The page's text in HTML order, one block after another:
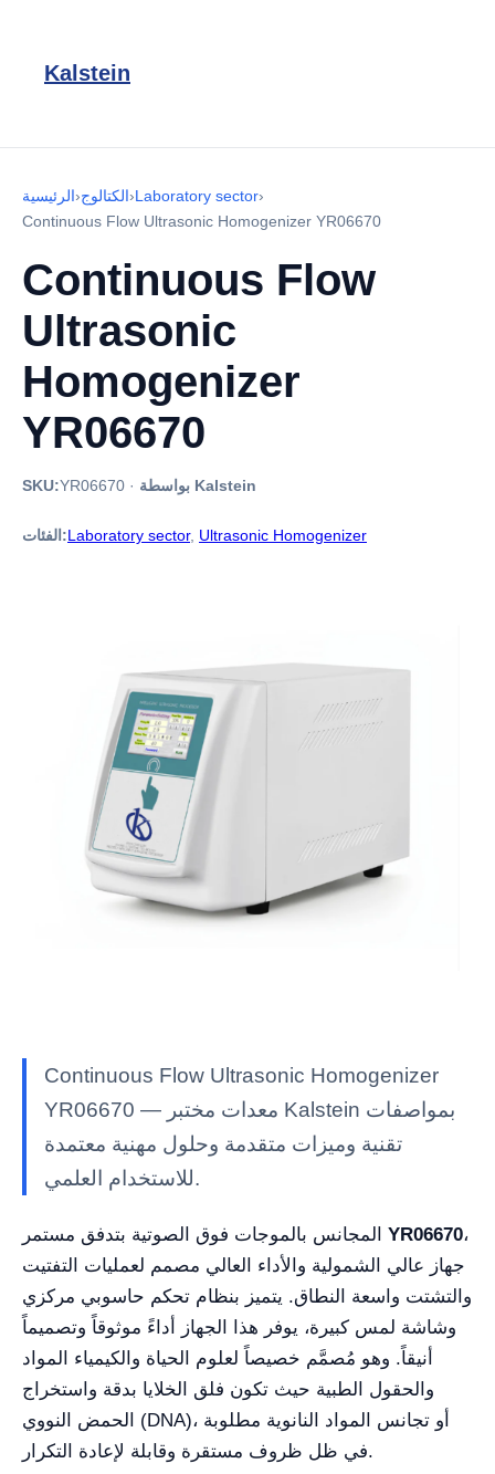
Kalstein
الرئيسية›الكتالوج›Laboratory sector›
Continuous Flow Ultrasonic Homogenizer YR06670
Continuous Flow
Ultrasonic
Homogenizer
YR06670
SKU:YR06670 · بواسطة Kalstein
الفئات:Laboratory sector, Ultrasonic Homogenizer
Continuous Flow Ultrasonic Homogenizer
YR06670 — معدات مختبر Kalstein بمواصفات
تقنية وميزات متقدمة وحلول مهنية معتمدة
للاستخدام العلمي.
YR06670،
جهاز عالي الشمولية والأداء العالي مصمم لعمليات التفتيت
والتشتت واسعة النطاق. يتميز بنظام تحكم حاسوبي مركزي
وشاشة لمس كبيرة، يوفر هذا الجهاز أداءً موثوقاً وتصميماً
أنيقاً. وهو مُصمَّم خصيصاً لعلوم الحياة والكيمياء المواد
والحقول الطبية حيث تكون فلق الخلايا بدقة واستخراج
الحمض النووي (DNA)، أو تجانس المواد النانوية مطلوبة
في ظل ظروف مستقرة وقابلة لإعادة التكرار.